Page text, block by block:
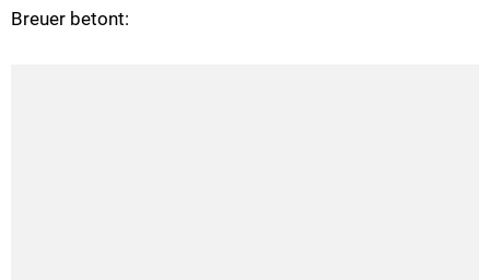
Breuer betont: